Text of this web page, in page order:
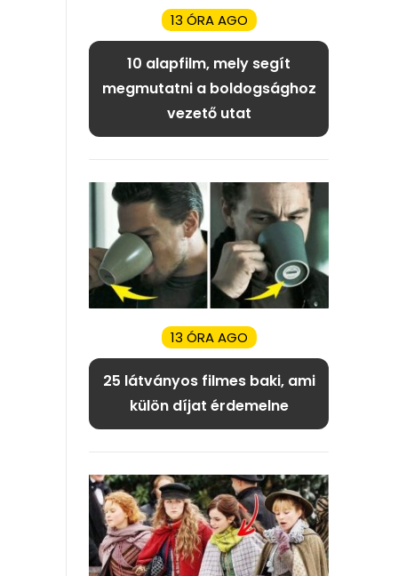
13 ÓRA AGO
10 alapfilm, mely segít
megmutatni a boldogsághoz
vezető utat
13 ÓRA AGO
25 látványos filmes baki, ami
külön díjat érdemelne